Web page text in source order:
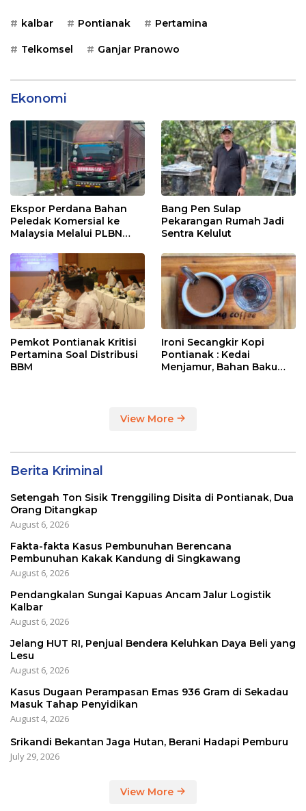
kalbar Pontianak Pertamina
Telkomsel Ganjar Pranowo
Ekonomi
Ekspor Perdana Bahan
Peledak Komersial ke
Malaysia Melalui PLBN
Bang Pen Sulap
Pekarangan Rumah Jadi
Sentra Kelulut
Pemkot Pontianak Kritisi
Pertamina Soal Distribusi
BBM
Ironi Secangkir Kopi
Pontianak : Kedai
Menjamur, Bahan Baku
View More
Berita Kriminal
Setengah Ton Sisik Trenggiling Disita di Pontianak, Dua
Orang Ditangkap
August 6, 2026
Fakta-fakta Kasus Pembunuhan Berencana
Pembunuhan Kakak Kandung di Singkawang
August 6, 2026
Pendangkalan Sungai Kapuas Ancam Jalur Logistik
Kalbar
August 6, 2026
Jelang HUT RI, Penjual Bendera Keluhkan Daya Beli yang
Lesu
August 6, 2026
Kasus Dugaan Perampasan Emas 936 Gram di Sekadau
Masuk Tahap Penyidikan
August 4, 2026
Srikandi Bekantan Jaga Hutan, Berani Hadapi Pemburu
July 29, 2026
View More